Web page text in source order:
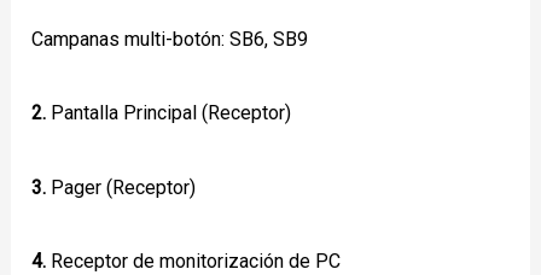
Campanas multi-botón: SB6, SB9
2. Pantalla Principal (Receptor)
3. Pager (Receptor)
4. Receptor de monitorización de PC